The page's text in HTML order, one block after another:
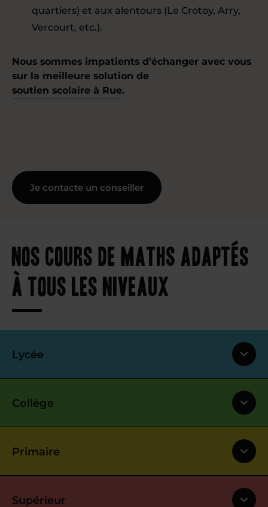
quartiers) et aux alentours (Le Crotoy, Arry,
Vercourt, etc.).
Nous sommes impatients d’échanger avec vous
sur la meilleure solution de
soutien scolaire à Rue.
Je contacte un conseiller
Nos cours de maths adaptés
à tous les niveaux
Lycée
Collège
Primaire
Supérieur